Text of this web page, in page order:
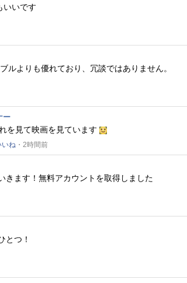
いいです
ルよりも優れており、冗談ではありません。
ー
を見て映画を見ています
いね ・2時間前
きます！ 無料アカウントを取得しました
とつ！